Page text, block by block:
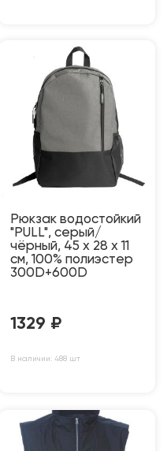
Рюкзак водостойкий
"PULL", серый/
чёрный, 45 x 28 x 11
см, 100% полиэстер
300D+600D
1329 ₽
В наличии: 488 шт